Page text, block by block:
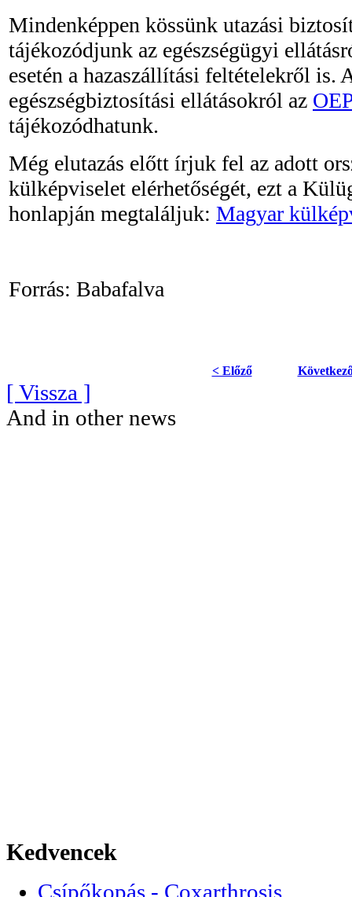
Mindenképpen kössünk utazási
tájékozódjunk az egészségügyi
esetén a hazaszállítási feltételekről is.
egészségbiztosítási ellátásokról az
tájékozódhatunk.
Még elutazás előtt írjuk fel az adott
külképviselet elérhetőségét, ezt a
honlapján megtaláljuk: Magyar
Forrás: Babafalva
< Előző
[ Vissza ]
And in other news
Kedvencek